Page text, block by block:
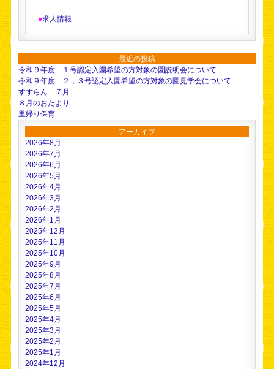
●求人情報
最近の投稿
令和９年度 １号認定入園希望の方対象の園説明会について
令和９年度 ２，３号認定入園希望の方対象の園見学会について
すずらん ７月
８月のおたより
里帰り保育
アーカイブ
2026年8月
2026年7月
2026年6月
2026年5月
2026年4月
2026年3月
2026年2月
2026年1月
2025年12月
2025年11月
2025年10月
2025年9月
2025年8月
2025年7月
2025年6月
2025年5月
2025年4月
2025年3月
2025年2月
2025年1月
2024年12月